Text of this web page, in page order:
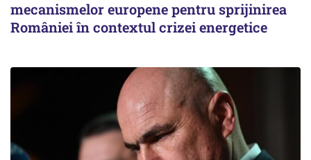
mecanismelor europene pentru sprijinirea
României în contextul crizei energetice